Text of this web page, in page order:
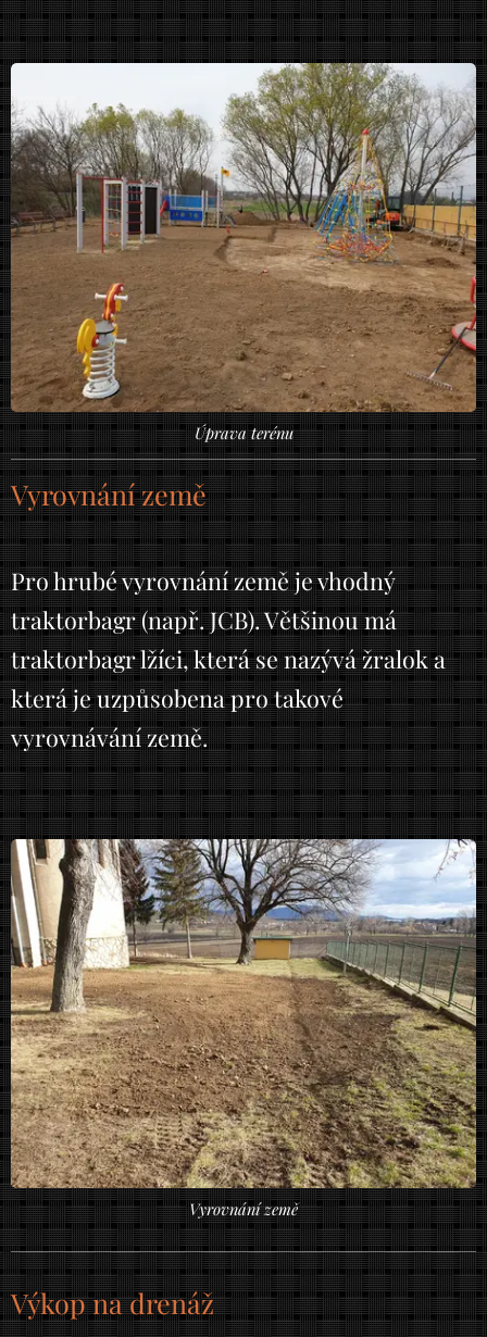
Úprava terénu
Vyrovnání země
Pro hrubé vyrovnání země je vhodný
traktorbagr (např. JCB). Většinou má
traktorbagr lžíci, která se nazývá žralok a
která je uzpůsobena pro takové
vyrovnávání země.
Vyrovnání země
Výkop na drenáž